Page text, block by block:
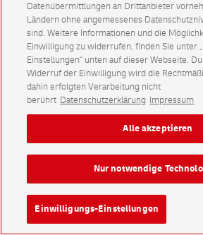
Datenübermittlungen an Drittanbieter
Ländern ohne angemessenes
sind. Weitere Informationen und die
Einwilligung zu widerrufen, finden Sie unter
Einstellungen“ unten auf dieser Webseite.
Widerruf der Einwilligung wird die
dahin erfolgten Verarbeitung nicht
berührt Datenschutzerklärung Impressum
Einwilligungs-Einstellungen
Nur notwendige
Alle akzeptieren